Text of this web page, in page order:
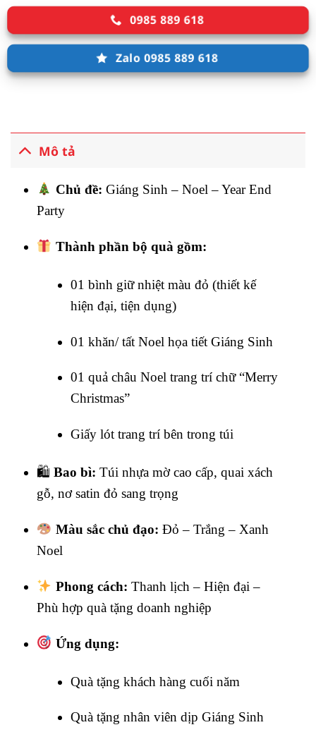
0985 889 618
Zalo 0985 889 618
Mô tả
Chủ đề: Giáng Sinh – Noel – Year End
Party
Thành phần bộ quà gồm:
01 bình giữ nhiệt màu đỏ (thiết kế
hiện đại, tiện dụng)
01 khăn/ tất Noel họa tiết Giáng Sinh
01 quả châu Noel trang trí chữ “Merry
Christmas”
Giấy lót trang trí bên trong túi
🛍 Bao bì: Túi nhựa mờ cao cấp, quai xách
gỗ, nơ satin đỏ sang trọng
Màu sắc chủ đạo: Đỏ – Trắng – Xanh
Noel
Phong cách: Thanh lịch – Hiện đại –
Phù hợp quà tặng doanh nghiệp
Ứng dụng:
Quà tặng khách hàng cuối năm
Quà tặng nhân viên dịp Giáng Sinh